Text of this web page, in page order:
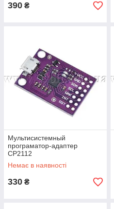
390 ₴
Мультисистемный
програматор-адаптер
CP2112
Немає в наявності
330 ₴